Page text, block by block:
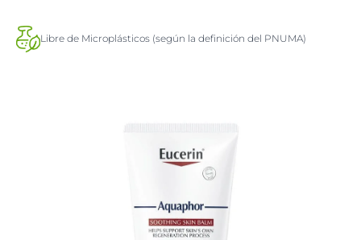
Libre de Microplásticos (según la definición del PNUMA)